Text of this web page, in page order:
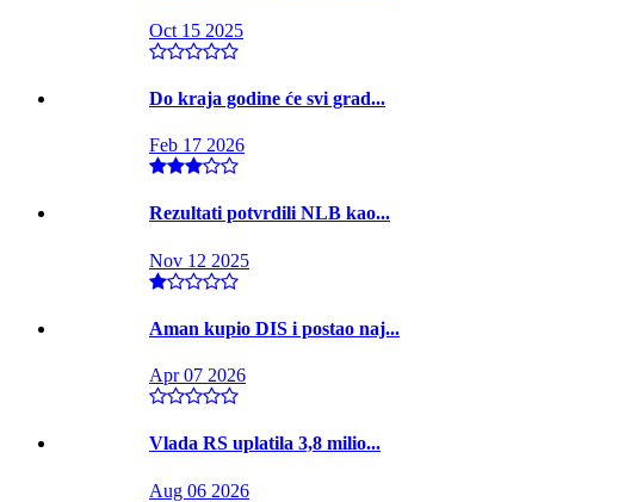
Oct 15 2025
Do kraja godine će svi grad...
Feb 17 2026
Rezultati potvrdili NLB kao...
Nov 12 2025
Aman kupio DIS i postao naj...
Apr 07 2026
Vlada RS uplatila 3,8 milio...
Aug 06 2026